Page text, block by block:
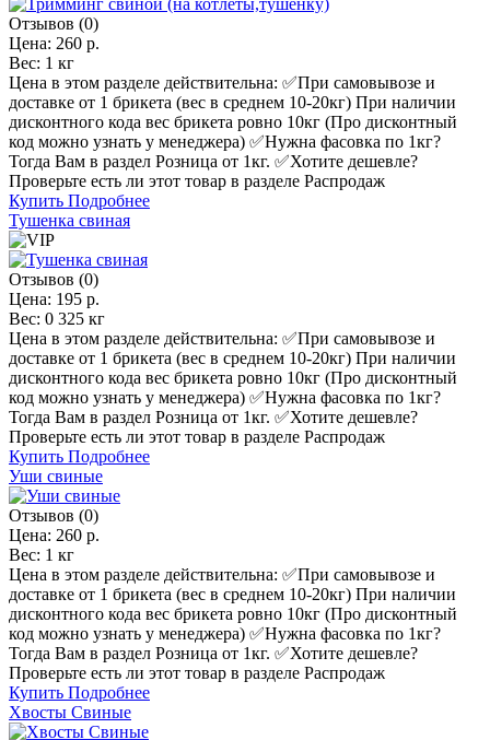
Отзывов (0)
Цена: 260 р.
Вес: 1 кг
Цена в этом разделе действительна: ✅️При самовывозе и
доставке от 1 брикета (вес в среднем 10-20кг) При наличии
дисконтного кода вес брикета ровно 10кг (Про дисконтный
код можно узнать у менеджера) ✅️Нужна фасовка по 1кг?
Тогда Вам в раздел Розница от 1кг. ✅️Хотите дешевле?
Проверьте есть ли этот товар в разделе Распродаж
Купить Подробнее
Тушенка свиная
Отзывов (0)
Цена: 195 р.
Вес: 0 325 кг
Цена в этом разделе действительна: ✅️При самовывозе и
доставке от 1 брикета (вес в среднем 10-20кг) При наличии
дисконтного кода вес брикета ровно 10кг (Про дисконтный
код можно узнать у менеджера) ✅️Нужна фасовка по 1кг?
Тогда Вам в раздел Розница от 1кг. ✅️Хотите дешевле?
Проверьте есть ли этот товар в разделе Распродаж
Купить Подробнее
Уши свиные
Отзывов (0)
Цена: 260 р.
Вес: 1 кг
Цена в этом разделе действительна: ✅️При самовывозе и
доставке от 1 брикета (вес в среднем 10-20кг) При наличии
дисконтного кода вес брикета ровно 10кг (Про дисконтный
код можно узнать у менеджера) ✅️Нужна фасовка по 1кг?
Тогда Вам в раздел Розница от 1кг. ✅️Хотите дешевле?
Проверьте есть ли этот товар в разделе Распродаж
Купить Подробнее
Хвосты Свиные